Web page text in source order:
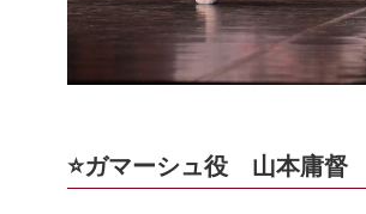
⭐️ガマーシュ役 山本庸督